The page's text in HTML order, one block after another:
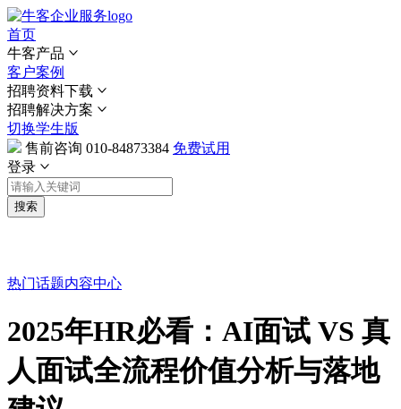
首页
牛客产品
客户案例
招聘资料下载
招聘解决方案
切换学生版
售前咨询 010-84873384 免费试用
登录
搜索
热门话题内容中心
2025年HR必看：AI面试 VS 真
人面试全流程价值分析与落地